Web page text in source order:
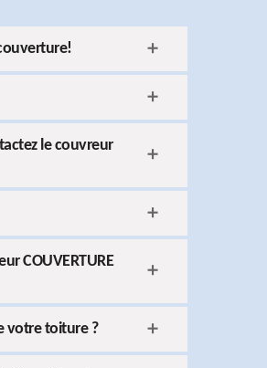
le couvreur
COUVERTURE
votre toiture ?